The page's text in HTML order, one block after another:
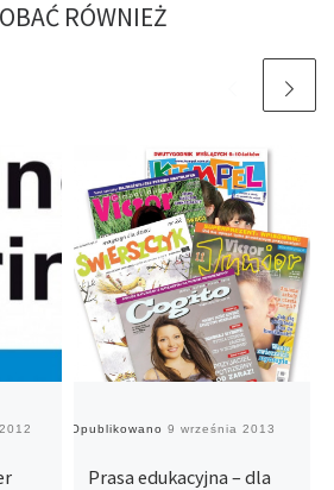
RÓWNIEŻ
Opublikowano 9 września 2013
Prasa edukacyjna – dla